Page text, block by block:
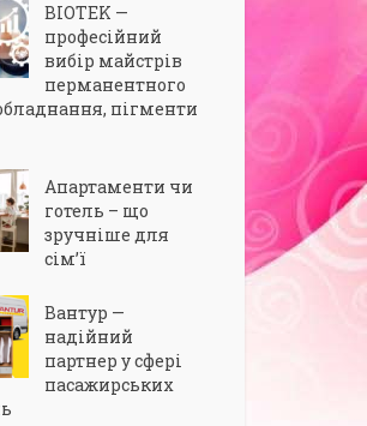
BIOTEK —
професійний
вибір майстрів
перманентного
пігменти
Апартаменти чи
готель – що
зручніше для
сім’ї
Вантур —
надійний
партнер у сфері
пасажирських